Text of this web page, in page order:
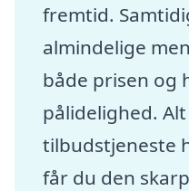
fremtid.
almindelige
både prisen og
pålidelighed.
tilbudstjeneste
får du den